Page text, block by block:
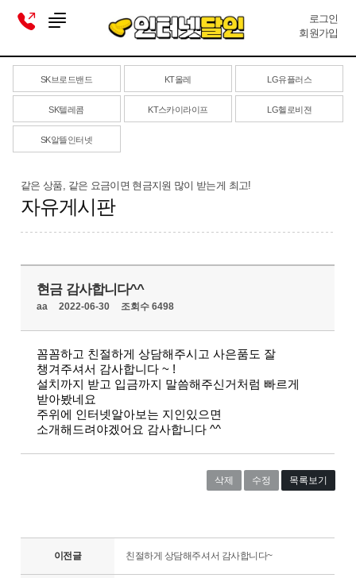
로그인
회원가입
SK브로드밴드 KT올레 LG유플러스
SK텔레콤 KT스카이라이프 LG헬로비젼
SK알뜰인터넷
같은 상품, 같은 요금이면 현금지원 많이 받는게 최고!
자유게시판
현금 감사합니다^^
aa 2022-06-30 조회수 6498
꼼꼼하고 친절하게 상담해주시고 사은품도 잘
챙겨주셔서 감사합니다 ~ !
설치까지 받고 입금까지 말씀해주신거처럼 빠르게
받아봤네요
주위에 인터넷알아보는 지인있으면
소개해드려야겠어요 감사합니다 ^^
삭제 수정 목록보기
이전글 친절하게 상담해주셔서 감사합니다~